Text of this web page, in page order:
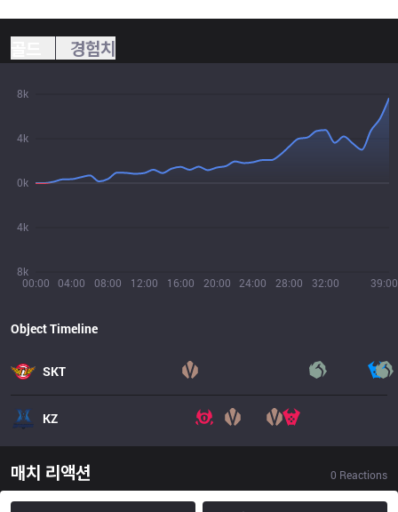
경험치
00:00 04:00 08:00 12:00 16:00 20:00 24:00 28:00 32:00 39:00
8k
4k
0k
4k
8k
Object Timeline
SKT
KZ
매치 리액션 0 Reactions